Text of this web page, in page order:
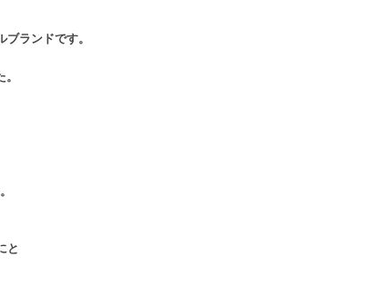
ランドです。
と